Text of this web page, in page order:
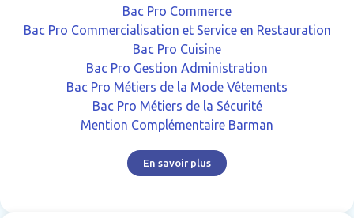
Bac Pro Commerce
Bac Pro Commercialisation et Service en Restauration
Bac Pro Cuisine
Bac Pro Gestion Administration
Bac Pro Métiers de la Mode Vêtements
Bac Pro Métiers de la Sécurité
Mention Complémentaire Barman
En savoir plus